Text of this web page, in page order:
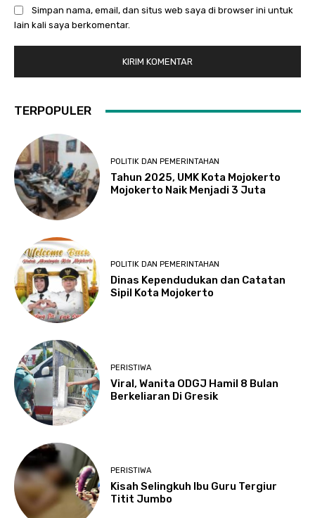
Simpan nama, email, dan situs web saya di browser ini untuk
lain kali saya berkomentar.
TERPOPULER
POLITIK DAN PEMERINTAHAN
Tahun 2025, UMK Kota Mojokerto
Mojokerto Naik Menjadi 3 Juta
POLITIK DAN PEMERINTAHAN
Dinas Kependudukan dan Catatan
Sipil Kota Mojokerto
PERISTIWA
Viral, Wanita ODGJ Hamil 8 Bulan
Berkeliaran Di Gresik
PERISTIWA
Kisah Selingkuh Ibu Guru Tergiur
Titit Jumbo